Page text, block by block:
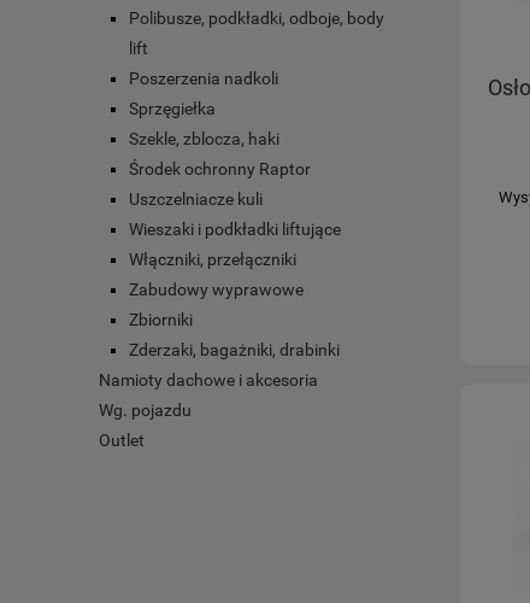
Polibusze, podkładki, odboje, body
lift
Poszerzenia nadkoli
Sprzęgiełka
Szekle, zblocza, haki
Środek ochronny Raptor
Uszczelniacze kuli
Wieszaki i podkładki liftujące
Włączniki, przełączniki
Zabudowy wyprawowe
Zbiorniki
Zderzaki, bagażniki, drabinki
Namioty dachowe i akcesoria
Wg. pojazdu
Outlet